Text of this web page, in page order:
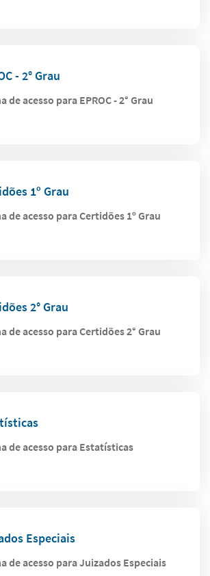
- 2° Grau
de acesso para EPROC - 2° Grau
1º Grau
de acesso para Certidões 1º Grau
2° Grau
de acesso para Certidões 2° Grau
de acesso para Estatísticas
Especiais
de acesso para Juizados Especiais